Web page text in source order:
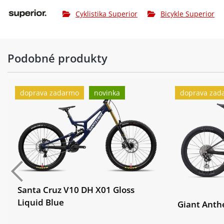
Cyklistika Superior Bicykle Superior
Podobné produkty
doprava zadarmo novinka
Santa Cruz V10 DH X01 Gloss
Liquid Blue
doprava
Giant